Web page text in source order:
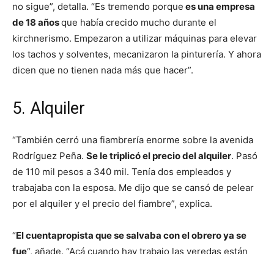
no sigue”, detalla. “Es tremendo porque es una empresa
de 18 añosque había crecido mucho durante el
kirchnerismo. Empezaron a utilizar máquinas para elevar
los tachos y solventes, mecanizaron la pinturería. Y ahora
dicen que no tienen nada más que hacer”.
5. Alquiler
“También cerró una fiambrería enorme sobre la avenida
Rodríguez Peña. Se le triplicó el precio del alquiler. Pasó
de 110 mil pesos a 340 mil. Tenía dos empleados y
trabajaba con la esposa. Me dijo que se cansó de pelear
por el alquiler y el precio del fiambre”, explica.
“El cuentapropista que se salvaba con el obrero ya se
fue“, añade. “Acá cuando hay trabajo las veredas están